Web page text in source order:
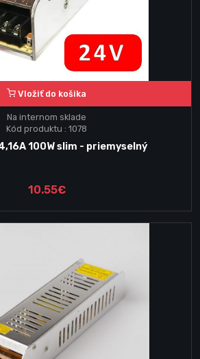
Vložiť do košika
Na internom sklade
Kód produktu : 1078
100W slim - priemyselný
10.55€